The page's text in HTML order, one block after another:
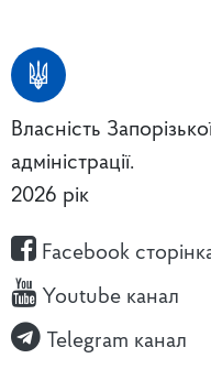
Власність
адміністрації.
2026 рік
Facebook
Youtube канал
Telegram канал